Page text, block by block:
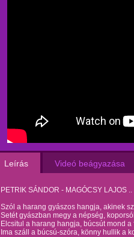
Leírás Videó beágyazása
PETRIK SÁNDOR - MAGÓCSY LAJOS ..
Szól a harang gyászos hangja, akinek
Setét gyászban megy a népség,
Elcsitul a harang hangja, búcsút mond a
Ima száll a búcsú-szóra, könny hullik a